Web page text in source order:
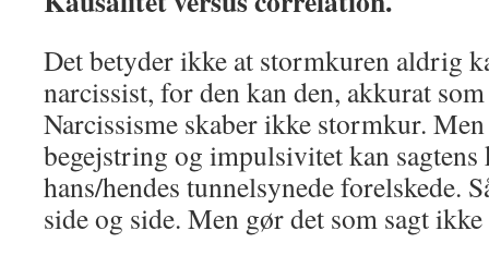
Det betyder ikke at stormkuren aldrig
narcissist, for den kan den, akkurat
Narcissisme skaber ikke stormkur.
begejstring og impulsivitet kan
hans/hendes tunnelsynede forelskede.
side og side. Men gør det som sagt